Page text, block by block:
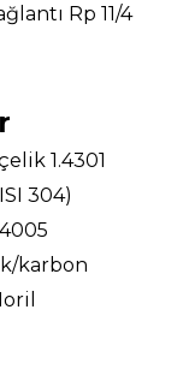
Rp 11/4
1.4301
304)
karbon